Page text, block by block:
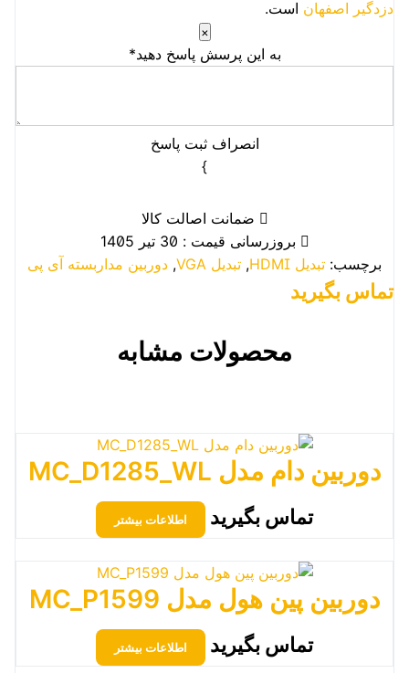
دزدگیر اصفهان است.
×
به این پرسش پاسخ دهید*
انصراف ثبت پاسخ
}
ضمانت اصالت کالا
بروزرسانی قیمت : 30 تیر 1405
برچسب: تبدیل HDMI , تبدیل VGA , دوربین مداربسته آی پی
تماس بگیرید
محصولات مشابه
دوربین دام مدل MC_D1285_WL
تماس بگیرید اطلاعات بیشتر
دوربین پین هول مدل MC_P1599
تماس بگیرید اطلاعات بیشتر